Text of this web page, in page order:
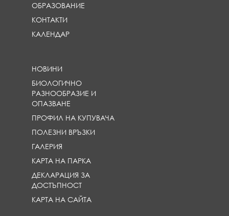
ОБРАЗОВАНИЕ
КОНТАКТИ
КАЛЕНДАР
НОВИНИ
БИОЛОГИЧНО
РАЗНООБРАЗИЕ И
ОПАЗВАНЕ
ПРОФИЛ НА КУПУВАЧА
ПОЛЕЗНИ ВРЪЗКИ
ГАЛЕРИЯ
КАРТА НА ПАРКА
ДЕКЛАРАЦИЯ ЗА
ДОСТЪПНОСТ
КАРТА НА САЙТА